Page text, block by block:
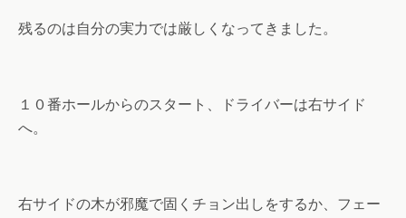
残るのは自分の実力では厳しくなってきました。
１０番ホールからのスタート、ドライバーは右サイド
へ。
右サイドの木が邪魔で固くチョン出しをするか、フェー